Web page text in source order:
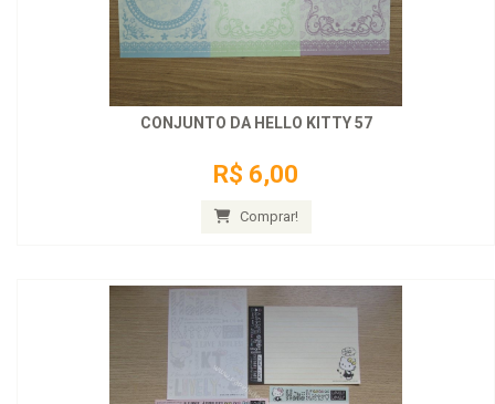
CONJUNTO DA HELLO KITTY 57
R$ 6,00
Comprar!